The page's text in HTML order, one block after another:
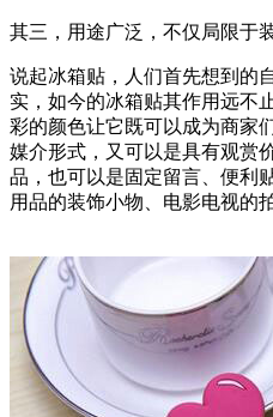
其三，用途广泛，不仅局限于
说起冰箱贴，人们首先想到的
实，如今的冰箱贴其作用远不
彩的颜色让它既可以成为商家
媒介形式，又可以是具有观赏
品，也可以是固定留言、便利
用品的装饰小物、电影电视的